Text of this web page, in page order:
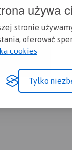
używa
stronie
oferować
cookies
Tylko